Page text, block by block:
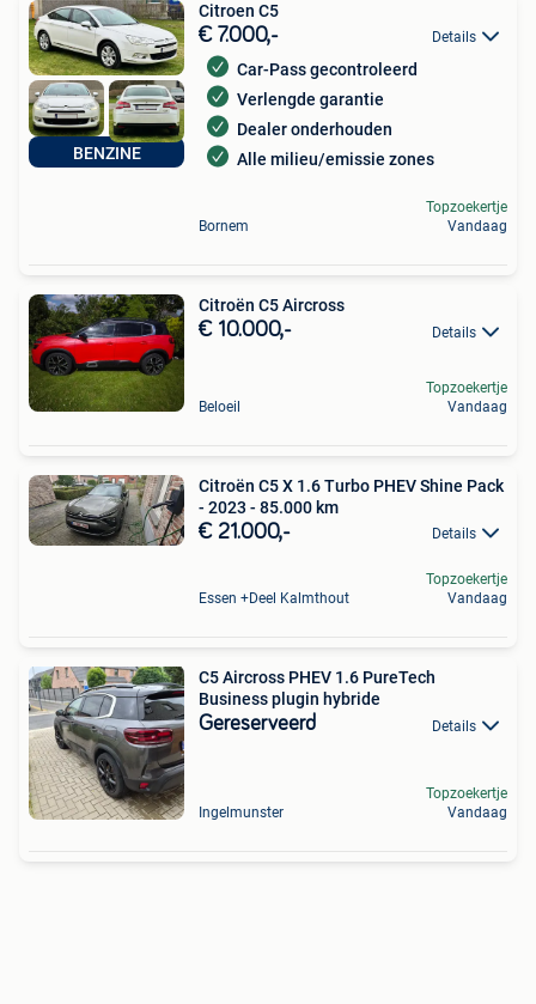
BENZINE
Citroen C5
€ 7.000,- Details
Car-Pass gecontroleerd
Verlengde garantie
Dealer onderhouden
Alle milieu/emissie zones
Bornem
Topzoekertje
Vandaag
Citroën C5 Aircross
€ 10.000,- Details
Beloeil
Topzoekertje
Vandaag
Citroën C5 X 1.6 Turbo PHEV Shine Pack
- 2023 - 85.000 km
€ 21.000,- Details
Essen +Deel Kalmthout
Topzoekertje
Vandaag
C5 Aircross PHEV 1.6 PureTech
Business plugin hybride
Gereserveerd Details
Ingelmunster
Topzoekertje
Vandaag